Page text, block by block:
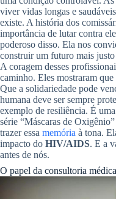
viver vidas longas e
existe. A história dos
importância de lutar contra
poderoso disso. Ela nos
construir um futuro mais justo
A coragem desses
caminho. Eles mostraram
Que a solidariedade pode
humana deve ser sempre
exemplo de resiliência. É
série “Máscaras de
trazer essa memória à tona.
impacto do HIV/AIDS. E a
antes de nós.
O papel da consultoria